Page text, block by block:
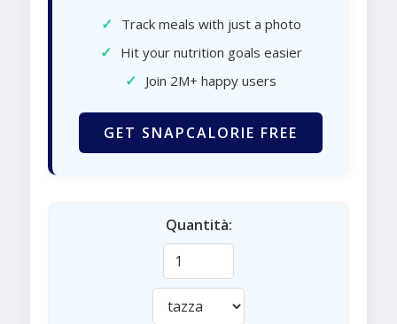
✓ Track meals with just a photo
✓ Hit your nutrition goals easier
✓ Join 2M+ happy users
GET SNAPCALORIE FREE
Quantità: